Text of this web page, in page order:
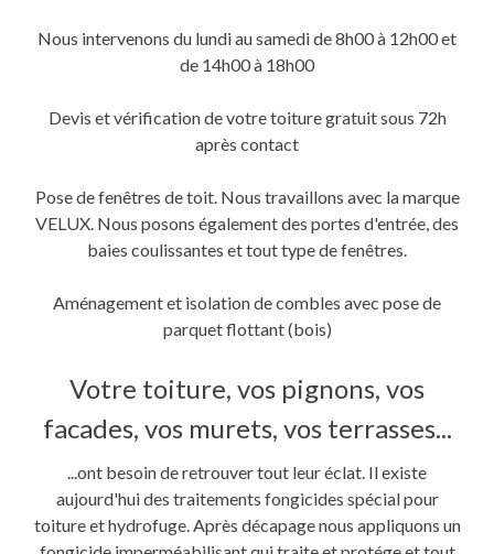
fenêtre)
Nous intervenons du lundi au samedi de 8h00 à 12h00 et
de 14h00 à 18h00
Devis et vérification de votre toiture gratuit sous 72h
après contact
Pose de fenêtres de toit. Nous travaillons avec la marque
VELUX. Nous posons également des portes d'entrée, des
baies coulissantes et tout type de fenêtres.
Aménagement et isolation de combles avec pose de
parquet flottant (bois)
Votre toiture, vos pignons, vos
facades, vos murets, vos terrasses...
...ont besoin de retrouver tout leur éclat. Il existe
aujourd'hui des traitements fongicides spécial pour
toiture et hydrofuge. Après décapage nous appliquons un